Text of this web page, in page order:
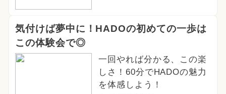
気付けば夢中に！HADOの初めての一歩は
この体験会で◎
一回やれば分かる、この楽
しさ！60分でHADOの魅力
を体感しよう！